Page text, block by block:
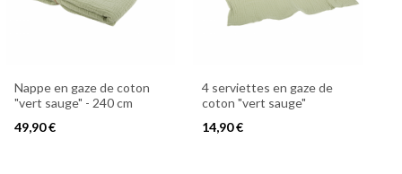
Nappe en gaze de coton
"vert sauge" - 240 cm
49,90 €
4 serviettes en gaze de
coton "vert sauge"
14,90 €